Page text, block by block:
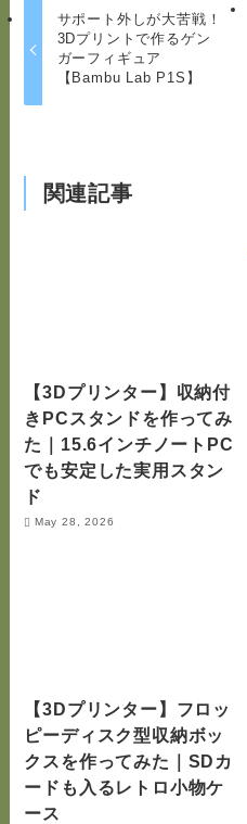
サポート外しが大苦戦！
3Dプリントで作るゲン
ガーフィギュア
【Bambu Lab P1S】
関連記事
【3Dプリンター】収納付
きPCスタンドを作ってみ
た｜15.6インチノートPC
でも安定した実用スタン
ド
May 28, 2026
【3Dプリンター】フロッ
ピーディスク型収納ボッ
クスを作ってみた｜SDカ
ードも入るレトロ小物ケ
ース